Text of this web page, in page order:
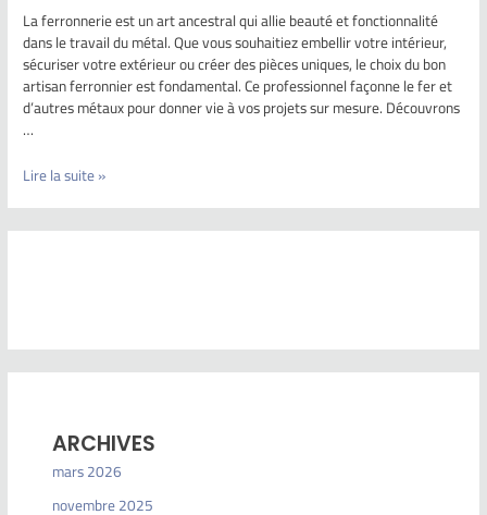
La ferronnerie est un art ancestral qui allie beauté et fonctionnalité
dans le travail du métal. Que vous souhaitiez embellir votre intérieur,
sécuriser votre extérieur ou créer des pièces uniques, le choix du bon
artisan ferronnier est fondamental. Ce professionnel façonne le fer et
d’autres métaux pour donner vie à vos projets sur mesure. Découvrons
…
Lire la suite »
ARCHIVES
mars 2026
novembre 2025